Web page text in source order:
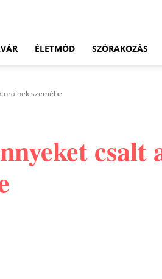
ÉLETMÓD SZÓRAKOZÁS
szemébe
csalt